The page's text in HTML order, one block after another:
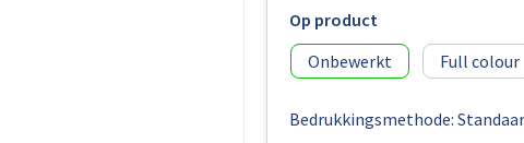
Op product
Onbewerkt
Full colour
Bedrukkingsmethode: